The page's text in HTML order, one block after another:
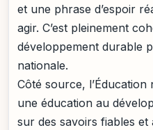
et une phrase d’espoir
agir. C’est pleinement
développement durable
nationale.
Côté source,
une éducation au
sur des savoirs fiables et